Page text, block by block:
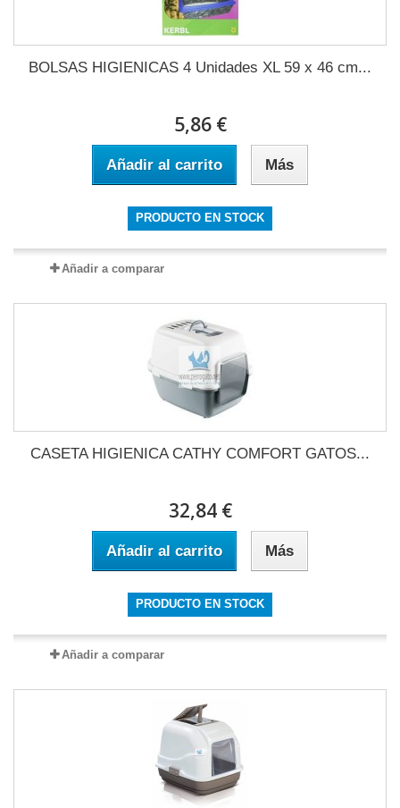
BOLSAS HIGIENICAS 4 Unidades XL 59 x 46 cm...
5,86 €
Añadir al carrito Más
PRODUCTO EN STOCK
Añadir a comparar
CASETA HIGIENICA CATHY COMFORT GATOS...
32,84 €
Añadir al carrito Más
PRODUCTO EN STOCK
Añadir a comparar